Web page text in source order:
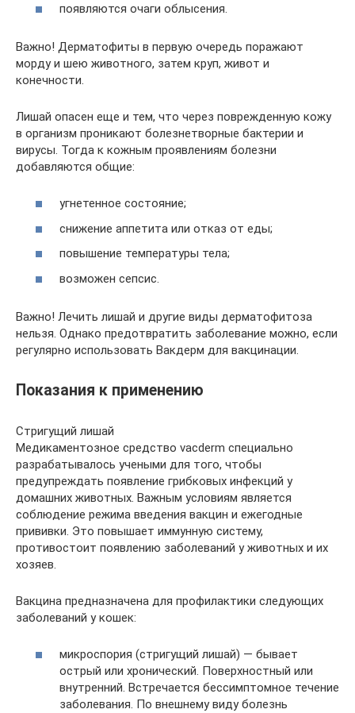
появляются очаги облысения.
Важно! Дерматофиты в первую очередь поражают
морду и шею животного, затем круп, живот и
конечности.
Лишай опасен еще и тем, что через поврежденную кожу
в организм проникают болезнетворные бактерии и
вирусы. Тогда к кожным проявлениям болезни
добавляются общие:
угнетенное состояние;
снижение аппетита или отказ от еды;
повышение температуры тела;
возможен сепсис.
Важно! Лечить лишай и другие виды дерматофитоза
нельзя. Однако предотвратить заболевание можно, если
регулярно использовать Вакдерм для вакцинации.
Показания к применению
Стригущий лишай
Медикаментозное средство vacderm специально
разрабатывалось учеными для того, чтобы
предупреждать появление грибковых инфекций у
домашних животных. Важным условиям является
соблюдение режима введения вакцин и ежегодные
прививки. Это повышает иммунную систему,
противостоит появлению заболеваний у животных и их
хозяев.
Вакцина предназначена для профилактики следующих
заболеваний у кошек:
микроспория (стригущий лишай) — бывает
острый или хронический. Поверхностный или
внутренний. Встречается бессимптомное течение
заболевания. По внешнему виду болезнь